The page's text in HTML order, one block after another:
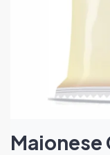
Maionese